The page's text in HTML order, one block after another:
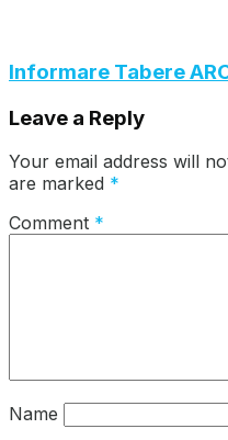
Informare Tabere
Leave a Reply
Your email address will
are marked *
Comment *
Name